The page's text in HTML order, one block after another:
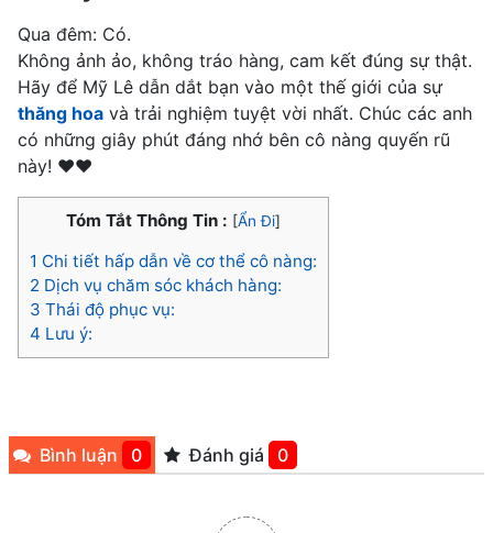
Qua đêm: Có.
Không ảnh ảo, không tráo hàng, cam kết đúng sự thật.
Hãy để Mỹ Lê dẫn dắt bạn vào một thế giới của sự
thăng hoa và trải nghiệm tuyệt vời nhất. Chúc các anh
có những giây phút đáng nhớ bên cô nàng quyến rũ
này! ❤️❤️
Tóm Tắt Thông Tin : [Ẩn Đi]
1 Chi tiết hấp dẫn về cơ thể cô nàng:
2 Dịch vụ chăm sóc khách hàng:
3 Thái độ phục vụ:
4 Lưu ý:
Bình luận 0 Đánh giá 0